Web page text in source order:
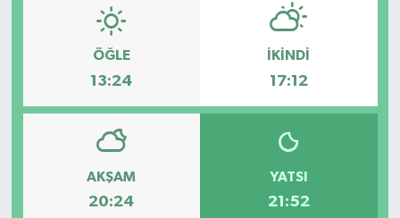
ÖĞLE
13:24
İKINDI
17:12
AKŞAM
20:24
YATSI
21:52